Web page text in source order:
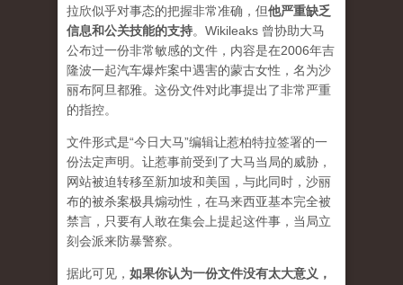
拉欣似乎对事态的把握非常准确，但他严重缺乏
信息和公关技能的支持。Wikileaks 曾协助大马
公布过一份非常敏感的文件，内容是在2006年吉
隆波一起汽车爆炸案中遇害的蒙古女性，名为沙
丽布阿旦都雅。这份文件对此事提出了非常严重
的指控。
文件形式是“今日大马”编辑让惹柏特拉签署的一
份法定声明。让惹事前受到了大马当局的威胁，
网站被迫转移至新加坡和美国，与此同时，沙丽
布的被杀案极具煽动性，在马来西亚基本完全被
禁言，只要有人敢在集会上提起这件事，当局立
刻会派来防暴警察。
据此可见， 如果你认为一份文件没有太大意义，